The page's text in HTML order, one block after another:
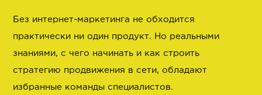
Без интернет-маркетинга не обходится
практически ни один продукт. Но реальными
знаниями, с чего начинать и как строить
стратегию продвижения в сети, обладают
избранные команды специалистов.